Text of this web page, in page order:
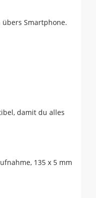
Smartphone.
damit du alles
135 x 5 mm